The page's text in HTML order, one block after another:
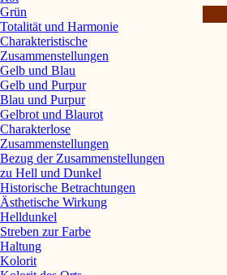
Grün
Totalität und Harmonie
Charakteristische
Zusammenstellungen
Gelb und Blau
Gelb und Purpur
Blau und Purpur
Gelbrot und Blaurot
Charakterlose
Zusammenstellungen
Bezug der Zusammenstellungen
zu Hell und Dunkel
Historische Betrachtungen
Ästhetische Wirkung
Helldunkel
Streben zur Farbe
Haltung
Kolorit